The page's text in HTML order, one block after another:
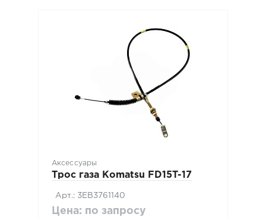
Аксессуары
Трос газа Komatsu FD15T-17
Арт.: 3EB3761140
Цена: по запросу